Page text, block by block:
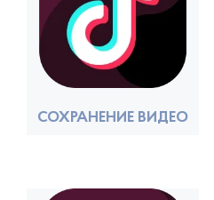
СОХРАНЕНИЕ ВИДЕО